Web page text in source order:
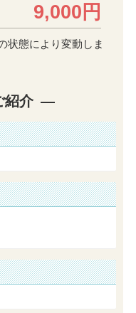
9,000円
状態により変動しま
紹介